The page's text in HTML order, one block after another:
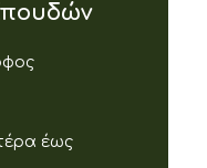
έως